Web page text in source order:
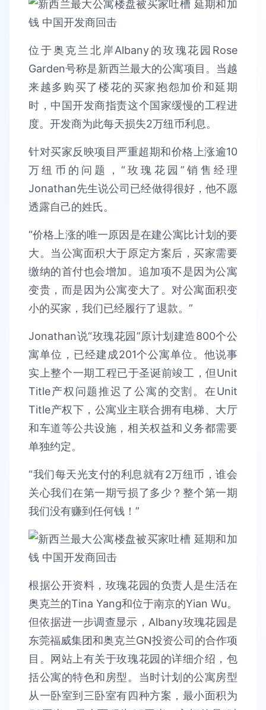
位于奥克兰北岸Albany的玫瑰花园Rose
Garden号称是新西兰最大的公寓项目。当越
来越多购买了楼花的买家抱怨加价和延期
时，中国开发商指责这个国家缓慢的工程进
度。开发商为此每天损失2万纽币利息。
针对买家反映项目严重超期和价格上涨逾10
万纽币的问题，“玫瑰花园”销售经理
Jonathan先生说公司已经做得很好，他不愿
透露自己的姓氏。
“价格上涨的唯一原因是在建公寓比计划的要
大。当公寓面积大于原定方案后，买家需要
缴纳的首付也会增加。追加项不是因为公寓
变贵，而是因为公寓变大了。对公寓面积变
小的买家，我们已经履行了退款。”
Jonathan说“玫瑰花园”原计划建造800个公
寓单位，已经建成201个公寓单位。他说事
实上整个一期工程已于圣诞前竣工，但Unit
Title产权问题推迟了公寓的交割。在Unit
Title产权下，公寓业主联合拥有电梯、大厅
和车道等公共设施，相关权益和义务都需要
单独约定。
“我们每天光支付的利息就有2万纽币，谁会
关心我们在第一期亏损了多少？整个第一期
我们没有赚到任何钱！”
根据公开资料，玫瑰花园的负责人是生活在
奥克兰的Tina Yang和位于南京的Yian Wu。
但依据进一步调查显示，Albany玫瑰花园是
东莞福威集团和奥克兰GN投资公司的合作项
目。网站上有关于玫瑰花园的详细介绍，包
括公寓的特色和房型。当时计划的公寓房型
从一卧室到三卧室有四种方案，最小面积为